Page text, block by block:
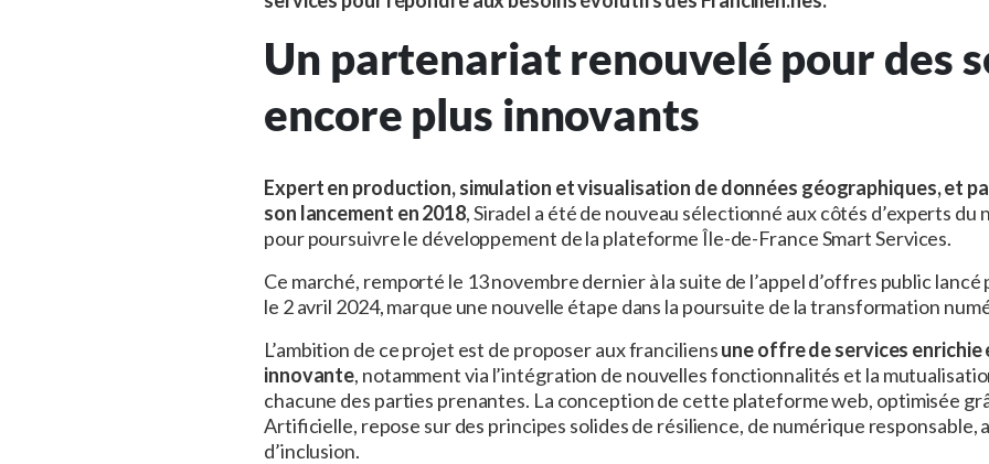
Un partenariat renouvelé pour des
encore plus innovants
Expert en production, simulation et visualisation de données géographiques, et
son lancement en 2018, Siradel a été de nouveau sélectionné aux côtés d’experts du
pour poursuivre le développement de la plateforme Île-de-France Smart Services.
Ce marché, remporté le 13 novembre dernier à la suite de l’appel d’offres public
le 2 avril 2024, marque une nouvelle étape dans la poursuite de la transformation
L’ambition de ce projet est de proposer aux franciliensune offre de services
innovante, notamment via l’intégration de nouvelles fonctionnalités et la
chacune des parties prenantes. La conception de cette plateforme web, optimisée
Artificielle, repose sur des principes solides de résilience, de numérique responsable,
d’inclusion.